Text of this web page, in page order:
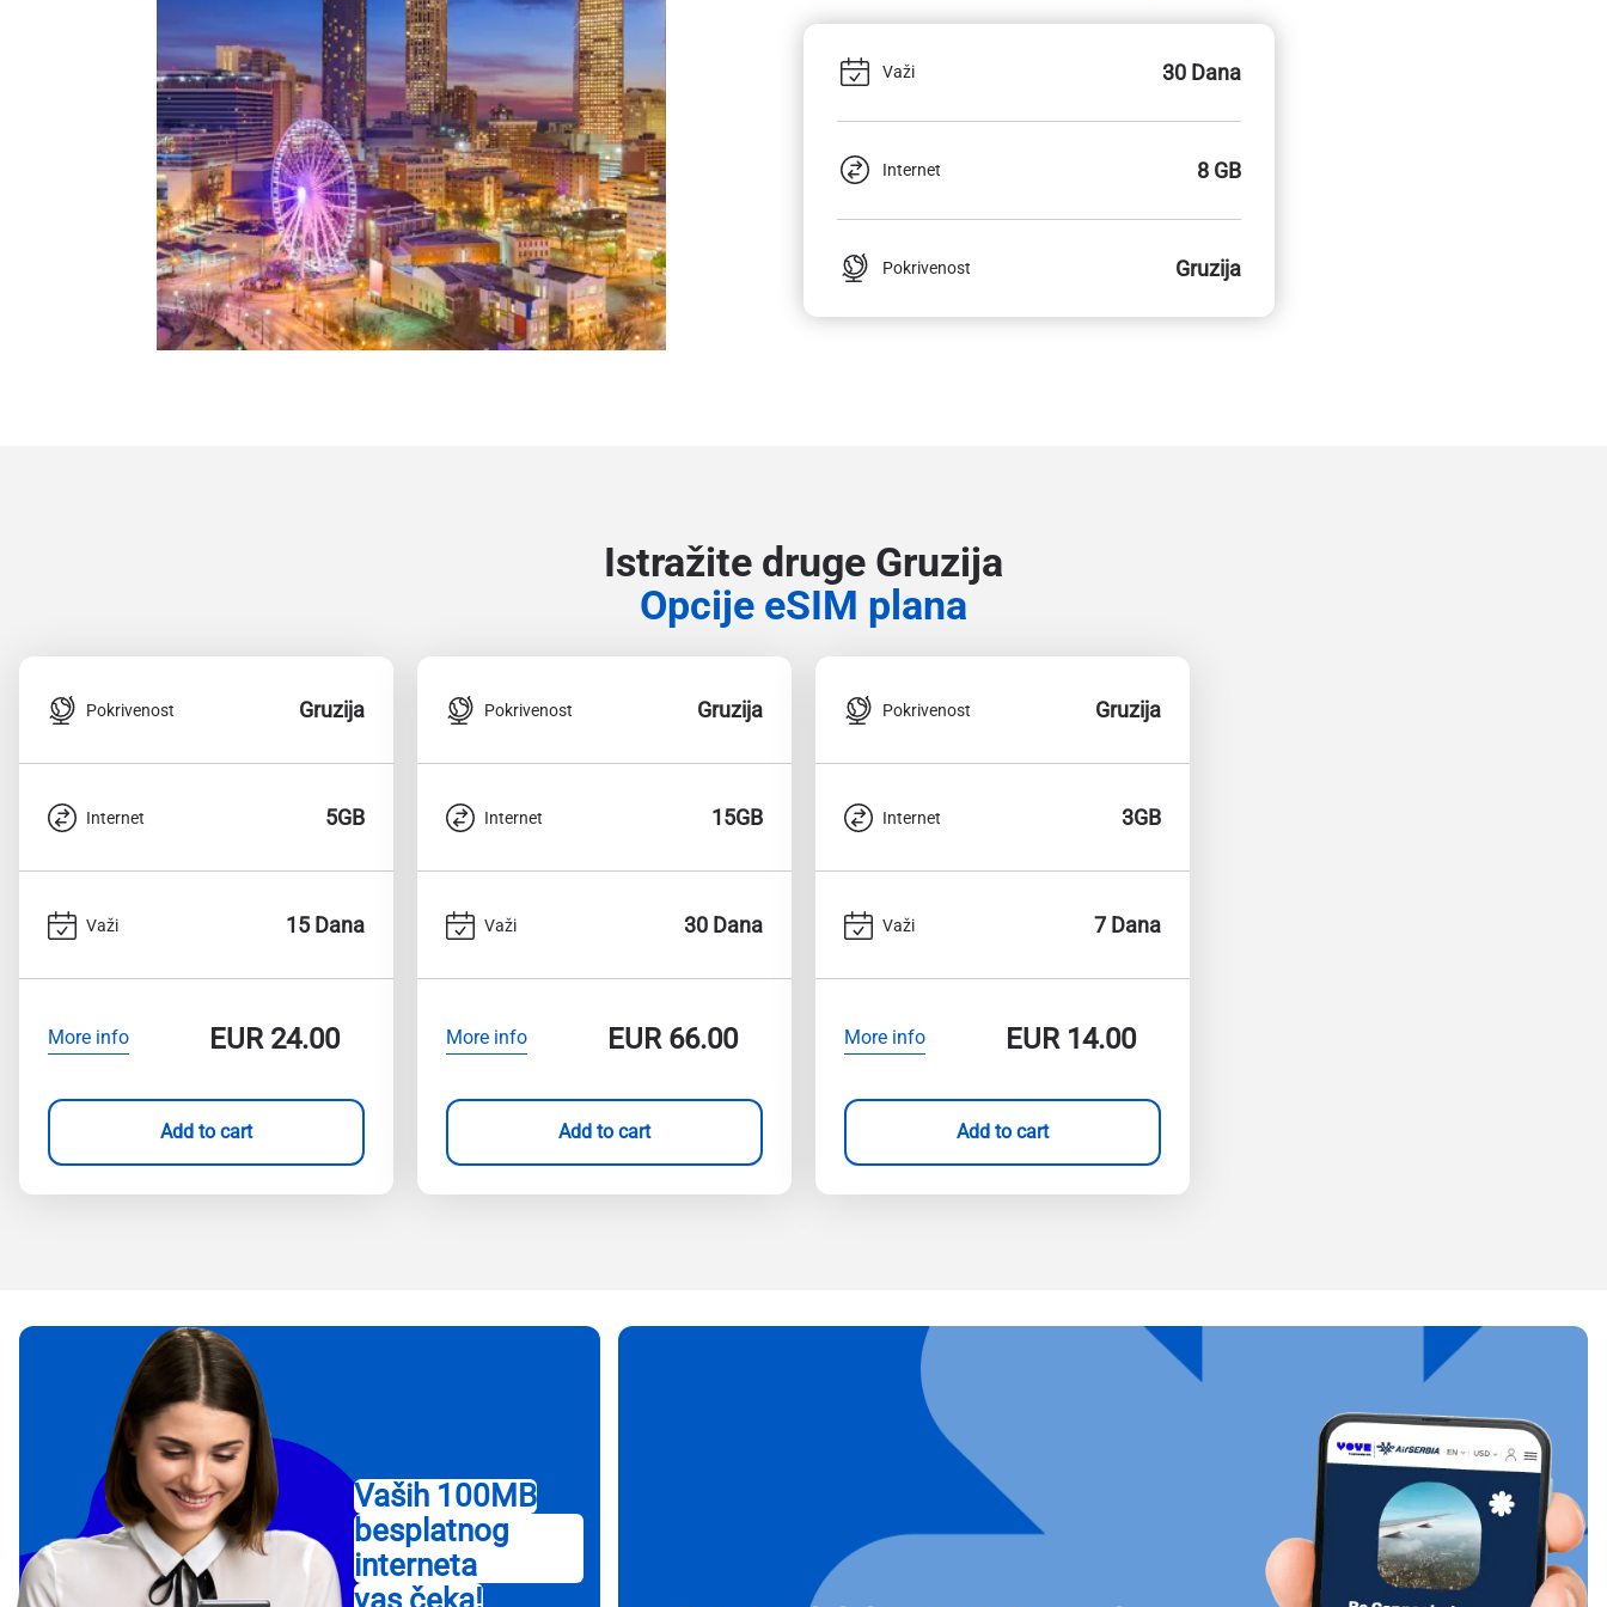
Važi 30 Dana
Internet 8 GB
Pokrivenost Gruzija
Istražite druge Gruzija
Opcije eSIM plana
Pokrivenost Gruzija
Internet 5GB
Važi 15 Dana
More info EUR24.00
Add to cart
Pokrivenost Gruzija
Internet 15GB
Važi 30 Dana
More info EUR66.00
Add to cart
Pokrivenost Gruzija
Internet 3GB
Važi 7 Dana
More info EUR14.00
Add to cart
Vaših 100MB
besplatnog
interneta